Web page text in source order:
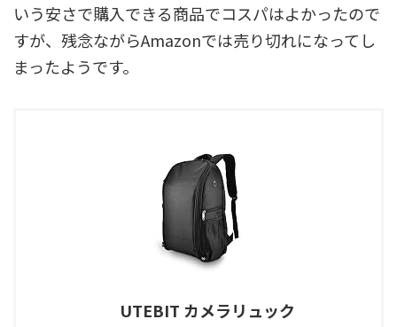
いう安さで購入できる商品でコスパはよかったので
すが、残念ながらAmazonでは売り切れになってし
まったようです。
UTEBIT カメラリュック